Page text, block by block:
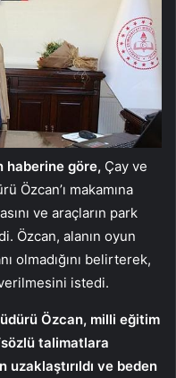
haberine göre, Çay ve
Özcan’ı makamına
ve araçların park
Özcan, alanın oyun
olmadığını belirterek,
istedi.
Özcan, milli eğitim
talimatlara
uzaklaştırıldı ve beden